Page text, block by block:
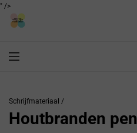
" />
Schrijfmateriaal /
Houtbranden pen